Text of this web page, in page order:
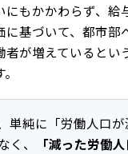
にもかかわらず、給
に基づいて、都市部
者が増えているとい
単純に「労働人口が
く、
「減った労働